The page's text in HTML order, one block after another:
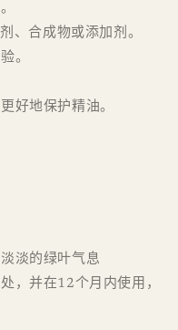
、合成物或添加剂。
。
好地保护精油。
淡的绿叶气息
，并在12个月内使用，